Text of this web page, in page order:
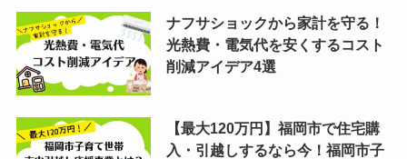
ナフサショックから家計を守る！
光熱費・電気代を安くするコスト
削減アイデア4選
【最大120万円】福岡市で住宅購
入・引越しするなら今！福岡市子